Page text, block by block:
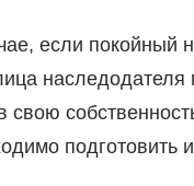
если покойный
наследодателя
подготовить